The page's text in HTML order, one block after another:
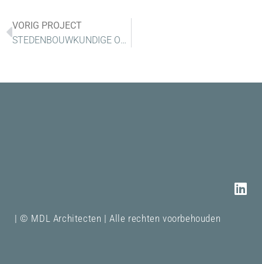
VORIG PROJECT
STEDENBOUWKUNDIGE ONTWIKKELING HISTORISCH LINT DORPSKERN
| © MDL Architecten | Alle rechten voorbehouden